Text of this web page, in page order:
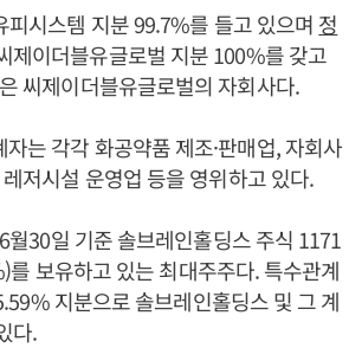
피시스템 지분 99.7%를 들고 있으며 정
제이더블유글로벌 지분 100%를 갖고
씨제이더블유글로벌의 자회사다.
는 각각 화공약품 제조·판매업, 자회사
저시설 운영업 등을 영위하고 있다.
월30일 기준 솔브레인홀딩스 주식 1171
를 보유하고 있는 최대주주다. 특수관계
지분으로 솔브레인홀딩스 및 그 계
다.